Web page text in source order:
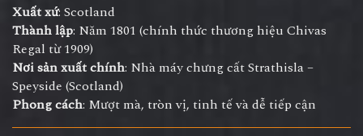
Xuất xứ: Scotland
Thành lập: Năm 1801 (chính thức thương hiệu Chivas
Regal từ 1909)
Nơi sản xuất chính: Nhà máy chưng cất Strathisla –
Speyside (Scotland)
Phong cách: Mượt mà, tròn vị, tinh tế và dễ tiếp cận